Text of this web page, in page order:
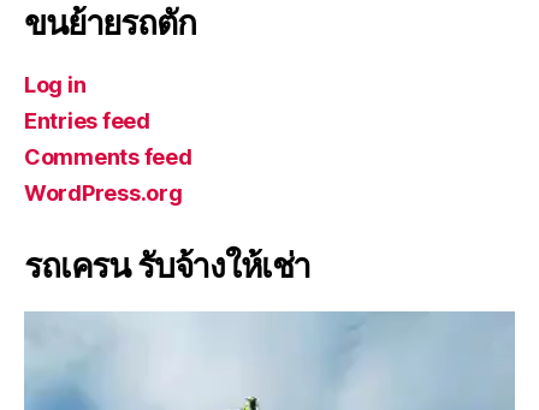
ขนย้ายรถตัก
Log in
Entries feed
Comments feed
WordPress.org
รถเครน รับจ้างให้เช่า